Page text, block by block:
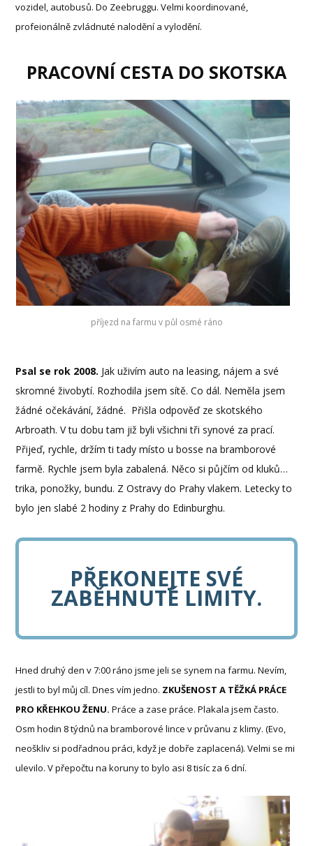
vozidel, autobusů. Do Zeebruggu. Velmi koordinované,
profeionálně zvládnuté nalodění a vylodění.
PRACOVNÍ CESTA DO SKOTSKA
příjezd na farmu v půl osmé ráno
Psal se rok 2008. Jak uživím auto na leasing, nájem a své
skromné živobytí. Rozhodila jsem sítě. Co dál. Neměla jsem
žádné očekávání, žádné. Přišla odpověď ze skotského
Arbroath. V tu dobu tam již byli všichni tři synové za prací.
Přijeď, rychle, držím ti tady místo u bosse na bramborové
farmě. Rychle jsem byla zabalená. Něco si půjčím od kluků…
trika, ponožky, bundu. Z Ostravy do Prahy vlakem. Letecky to
bylo jen slabé 2 hodiny z Prahy do Edinburghu.
PŘEKONEJTE SVÉ
ZABĚHNUTÉ LIMITY.
Hned druhý den v 7:00 ráno jsme jeli se synem na farmu. Nevím,
jestli to byl můj cíl. Dnes vím jedno. ZKUŠENOST A TĚŽKÁ PRÁCE
PRO KŘEHKOU ŽENU. Práce a zase práce. Plakala jsem často.
Osm hodin 8 týdnů na bramborové lince v průvanu z klimy. (Evo,
neoškliv si podřadnou práci, když je dobře zaplacená). Velmi se mi
ulevilo. V přepočtu na koruny to bylo asi 8 tisíc za 6 dní.